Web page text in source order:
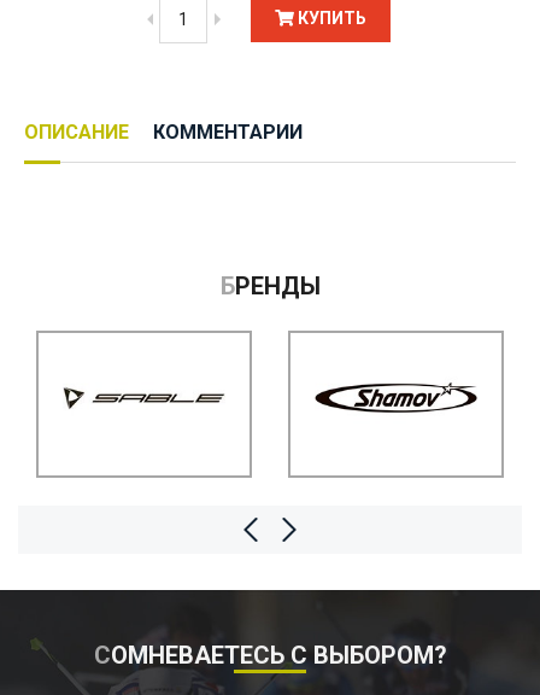
КУПИТЬ
ОПИСАНИЕ КОММЕНТАРИИ
БРЕНДЫ
СОМНЕВАЕТЕСЬ С ВЫБОРОМ?